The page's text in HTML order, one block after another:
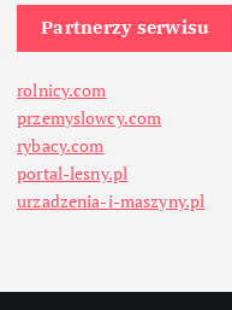
Partnerzy serwisu
rolnicy.com
przemyslowcy.com
rybacy.com
portal-lesny.pl
urzadzenia-i-maszyny.pl